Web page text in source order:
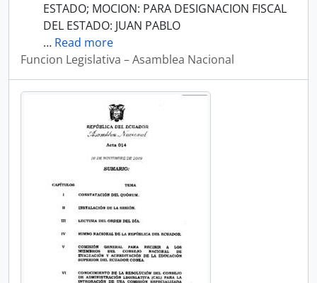
ESTADO; MOCION: PARA DESIGNACION FISCAL
DEL ESTADO: JUAN PABLO
… Read more
Funcion Legislativa – Asamblea Nacional